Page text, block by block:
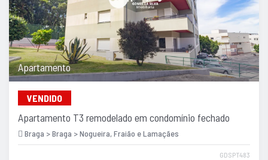
Apartamento
VENDIDO
Apartamento T3 remodelado em condomínio fechado
Braga > Braga > Nogueira, Fraião e Lamaçães
GDSPT483